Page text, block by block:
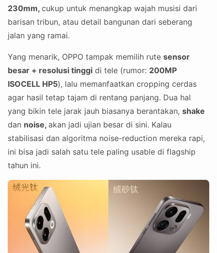
230mm, cukup untuk menangkap wajah musisi dari
barisan tribun, atau detail bangunan dari seberang
jalan yang ramai.
Yang menarik, OPPO tampak memilih rute sensor
besar + resolusi tinggi di tele (rumor: 200MP
ISOCELL HP5), lalu memanfaatkan cropping cerdas
agar hasil tetap tajam di rentang panjang. Dua hal
yang bikin tele jarak jauh biasanya berantakan, shake
dan noise, akan jadi ujian besar di sini. Kalau
stabilisasi dan algoritma noise-reduction mereka rapi,
ini bisa jadi salah satu tele paling usable di flagship
tahun ini.